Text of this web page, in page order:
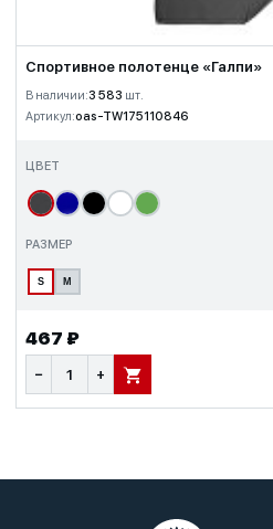
Спортивное полотенце «Галпи»
В наличии:3 583 шт.
Артикул:oas-TW175110846
ЦВЕТ
РАЗМЕР
S M
467 ₽
− + В КОРЗИНУ